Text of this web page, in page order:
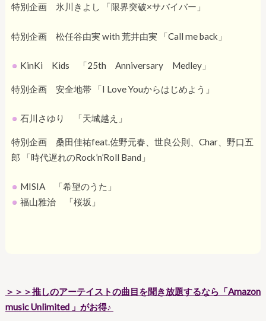
特別企画 氷川きよし 「限界突破×サバイバー」
特別企画 松任谷由実 with 荒井由実 「Call me back」
KinKi Kids 「25th Anniversary Medley」
特別企画 安全地帯 「I Love Youからはじめよう」
石川さゆり 「天城越え」
特別企画 桑田佳祐feat.佐野元春、世良公則、Char、野口五
郎 「時代遅れのRock’n’Roll Band」
MISIA 「希望のうた」
福山雅治 「桜坂」
＞＞＞推しのアーテイストの曲目を聞き放題するなら「Amazon
music Unlimited 」 がお得♪